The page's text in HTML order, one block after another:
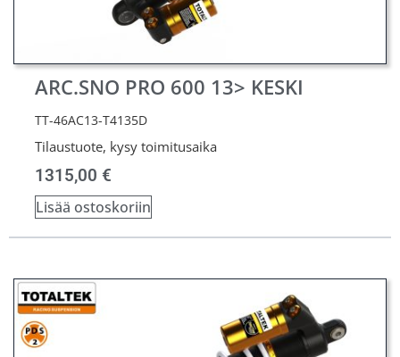
ARC.SNO PRO 600 13> KESKI
TT-46AC13-T4135D
Tilaustuote, kysy toimitusaika
1315,00 €
Lisää ostoskoriin